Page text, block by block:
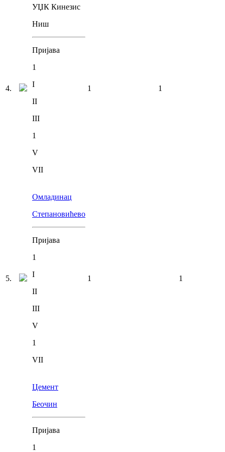
4.
УЏК Кинезис
Ниш
Пријава
1
I
II
III
1
V
VII
1 1
5.
Омладинац
Степановићево
Пријава
1
I
II
III
V
1
VII
1 1
Цемент
Беочин
Пријава
1